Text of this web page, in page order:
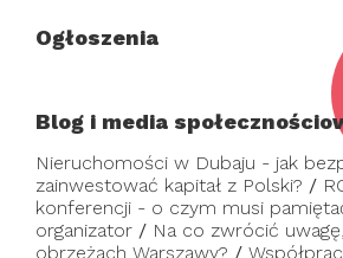
Ogłoszenia
Blog i media
Nieruchomości w Dubaju - jak
zainwestować kapitał z Polski? /
konferencji - o czym musi
organizator / Na co zwrócić
obrzeżach Warszawy? /